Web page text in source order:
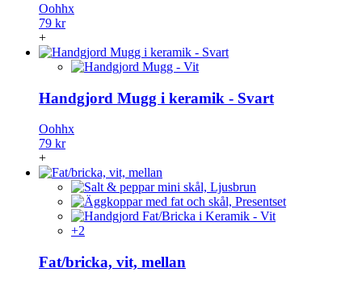
Oohhx
79 kr
+
Handgjord Mugg i keramik - Svart
Oohhx
79 kr
+
+2
Fat/bricka, vit, mellan